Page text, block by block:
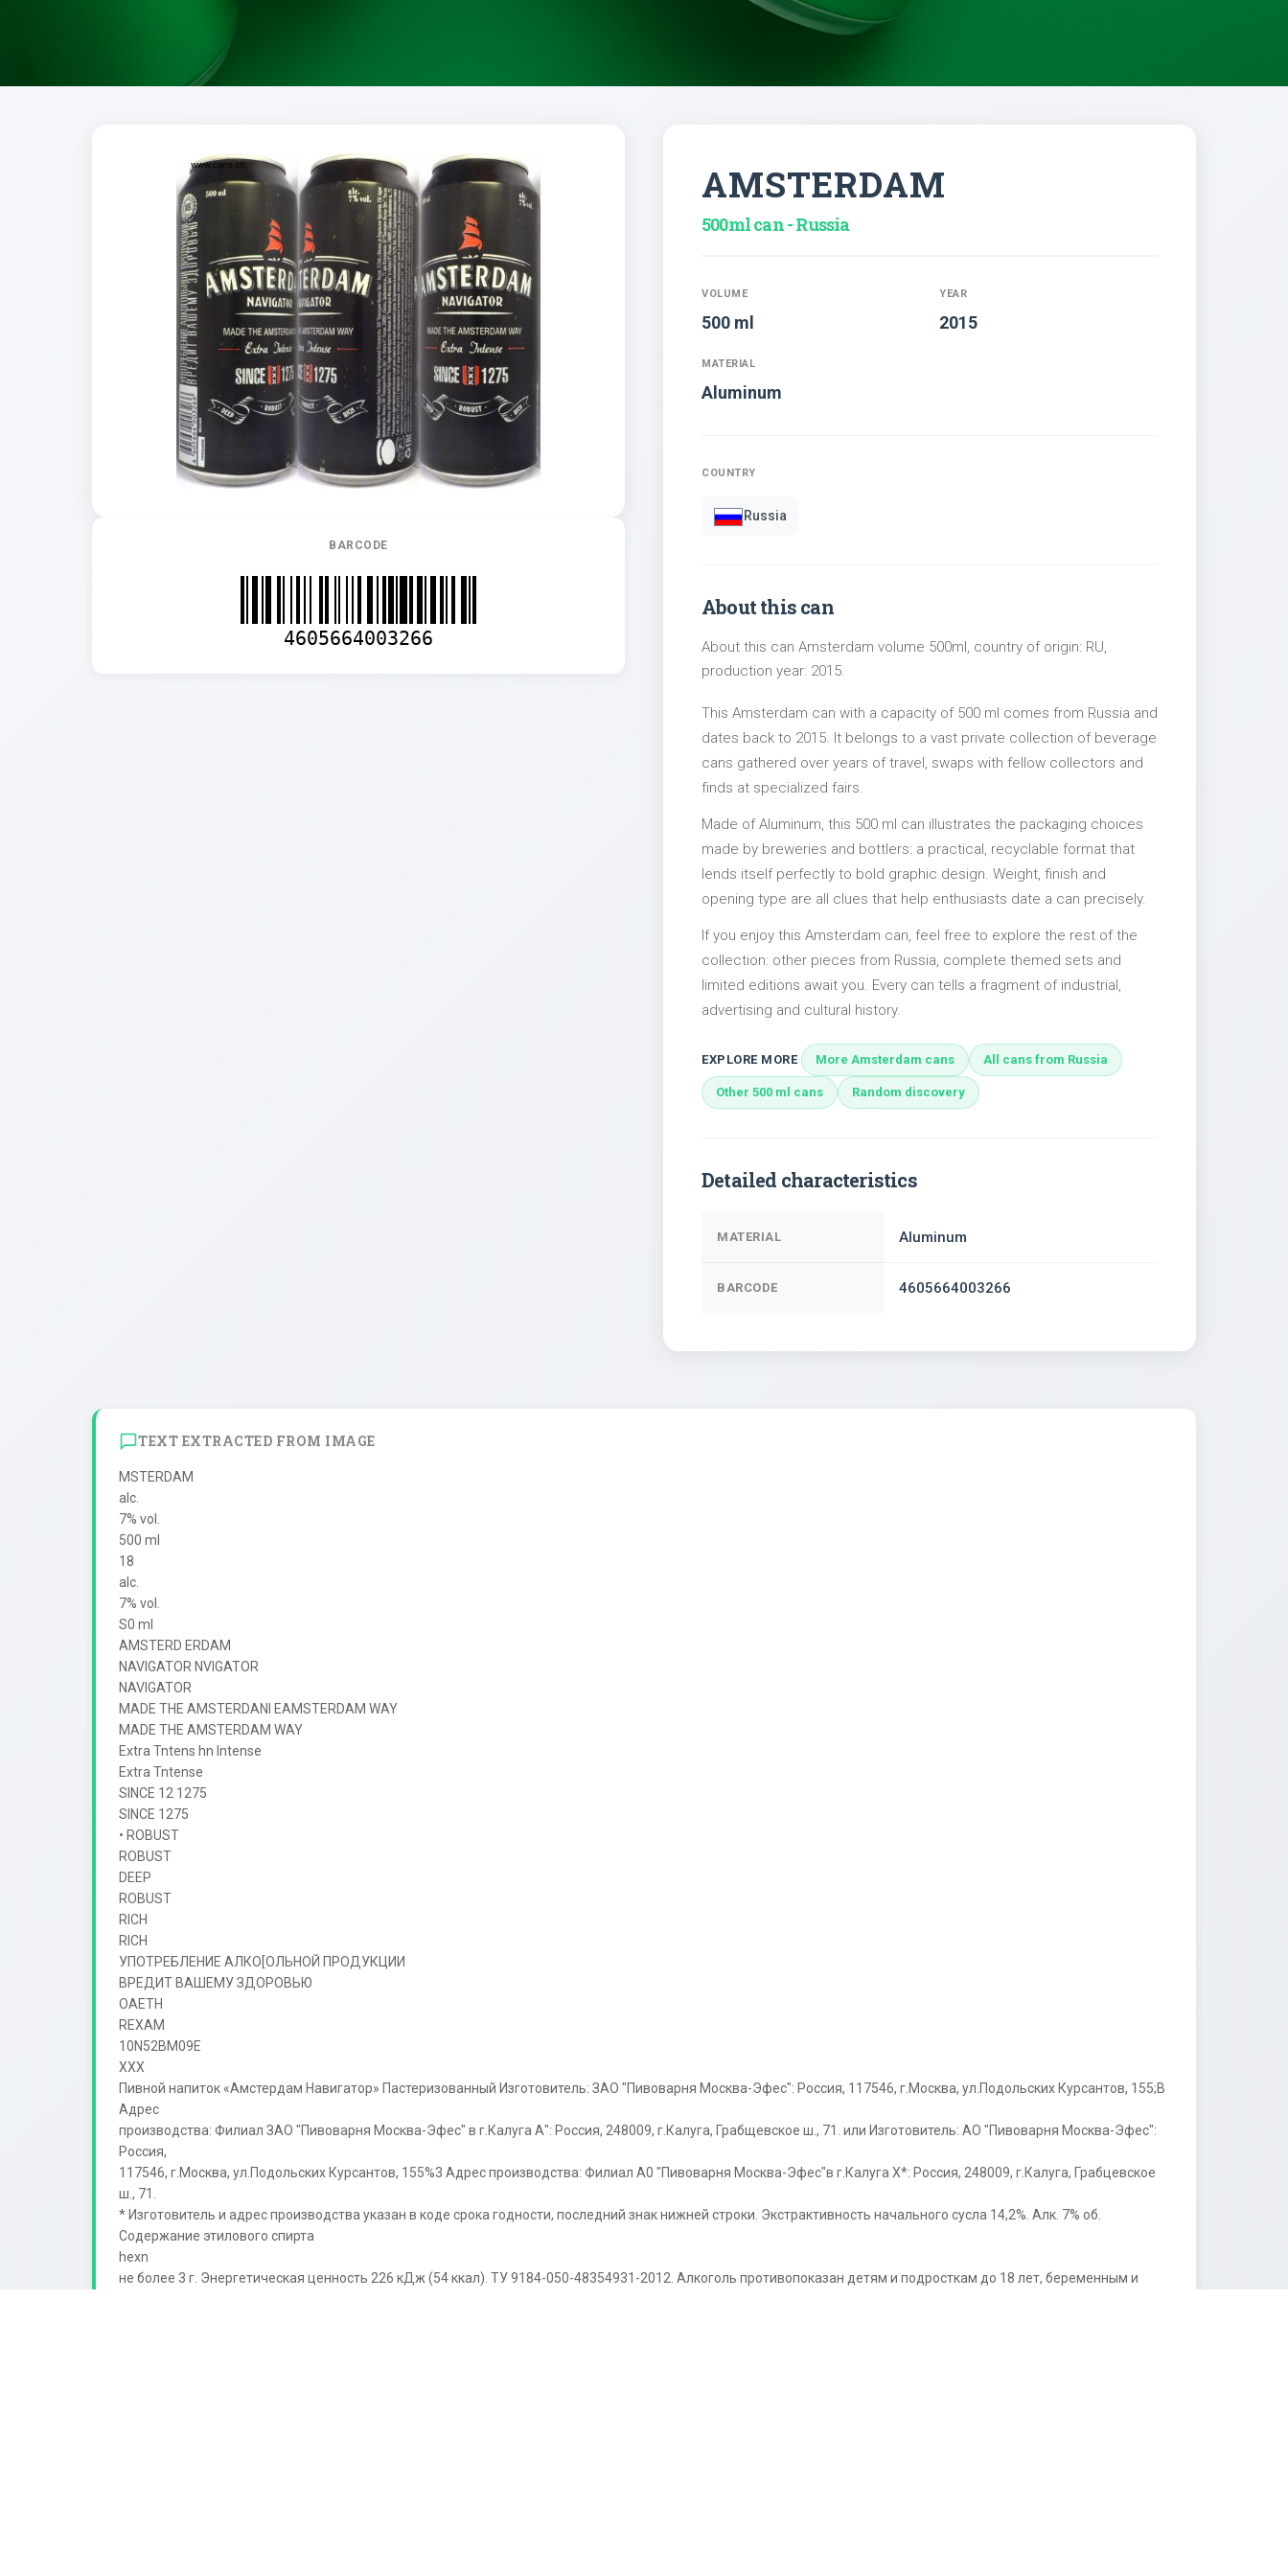
BARCODE
4605664003266
AMSTERDAM
500ml can - Russia
VOLUME
500 ml
YEAR
2015
MATERIAL
Aluminum
COUNTRY
Russia
About this can
About this can Amsterdam volume 500ml, country of origin: RU,
production year: 2015.
This Amsterdam can with a capacity of 500 ml comes from Russia and
dates back to 2015. It belongs to a vast private collection of beverage
cans gathered over years of travel, swaps with fellow collectors and
finds at specialized fairs.
Made of Aluminum, this 500 ml can illustrates the packaging choices
made by breweries and bottlers: a practical, recyclable format that
lends itself perfectly to bold graphic design. Weight, finish and
opening type are all clues that help enthusiasts date a can precisely.
If you enjoy this Amsterdam can, feel free to explore the rest of the
collection: other pieces from Russia, complete themed sets and
limited editions await you. Every can tells a fragment of industrial,
advertising and cultural history.
EXPLORE MORE More Amsterdam cans All cans from Russia
Other 500 ml cans Random discovery
Detailed characteristics
MATERIAL Aluminum
BARCODE 4605664003266
TEXT EXTRACTED FROM IMAGE
MSTERDAM
alc.
7% vol.
500 ml
18
alc.
7% vol.
S0 ml
AMSTERD ERDAM
NAVIGATOR NVIGATOR
NAVIGATOR
MADE THE AMSTERDANI EAMSTERDAM WAY
MADE THE AMSTERDAM WAY
Extra Tntens hn Intense
Extra Tntense
SINCE 12 1275
SINCE 1275
• ROBUST
ROBUST
DEEP
ROBUST
RICH
RICH
УПОТРЕБЛЕНИЕ АЛКО[ОЛЬНОЙ ПРОДУКЦИИ
ВРЕДИТ ВАШЕМУ ЗДОРОВЬЮ
OAETH
REXAM
10N52BM09E
XXX
Пивной напиток «Амстердам Навигатор» Пастеризованный Изготовитель: ЗАО "Пивоварня Москва-Эфес": Россия, 117546, г.Москва, ул.Подольских Курсантов, 155;B
Адрес
производства: Филиал ЗАО "Пивоварня Москва-Эфес" в г.Калуга А": Россия, 248009, г.Калуга, Грабщевское ш., 71. или Изготовитель: АО "Пивоварня Москва-Эфес":
Россия,
117546, г.Москва, ул.Подольских Курсантов, 155%3 Адрес производства: Филиал А0 "Пивоварня Москва-Эфес"в г.Калуга Х*: Россия, 248009, г.Калуга, Грабцевское
ш., 71.
* Изготовитель и адрес производства указан в коде срока годности, последний знак нижней строки. Экстрактивность начального сусла 14,2%. Алк. 7% об.
Содержание этилового спирта
hexn
не более 3 г. Энергетическая ценность 226 кДж (54 ккал). ТУ 9184-050-48354931-2012. Алкоголь противопоказан детям и подросткам до 18 лет, беременным и